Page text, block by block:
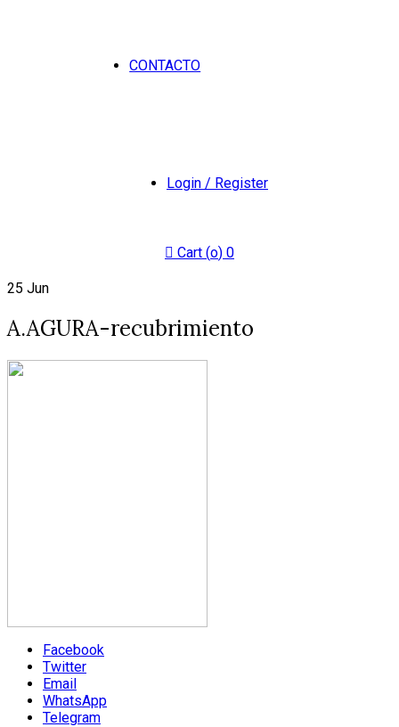
CONTACTO
Login / Register
Cart (o) 0
25 Jun
A.AGURA-recubrimiento
Facebook
Twitter
Email
WhatsApp
Telegram